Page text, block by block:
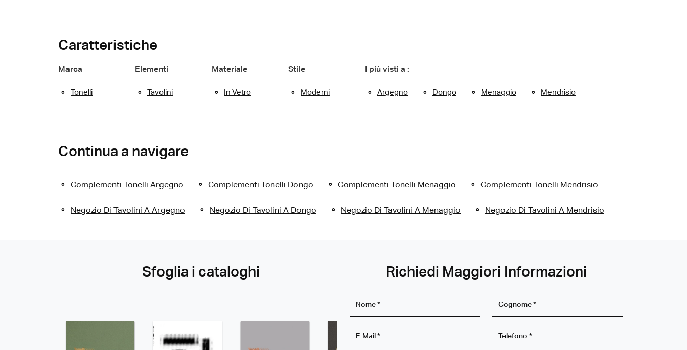
Caratteristiche
Marca
Tonelli
Elementi
Tavolini
Materiale
In Vetro
Stile
Moderni
I più visti a :
Argegno Dongo Menaggio Mendrisio
Continua a navigare
Complementi Tonelli Argegno Complementi Tonelli Dongo Complementi Tonelli Menaggio Complementi Tonelli Mendrisio
Negozio Di Tavolini A Argegno Negozio Di Tavolini A Dongo Negozio Di Tavolini A Menaggio Negozio Di Tavolini A Mendrisio
Sfoglia i cataloghi Richiedi Maggiori Informazioni